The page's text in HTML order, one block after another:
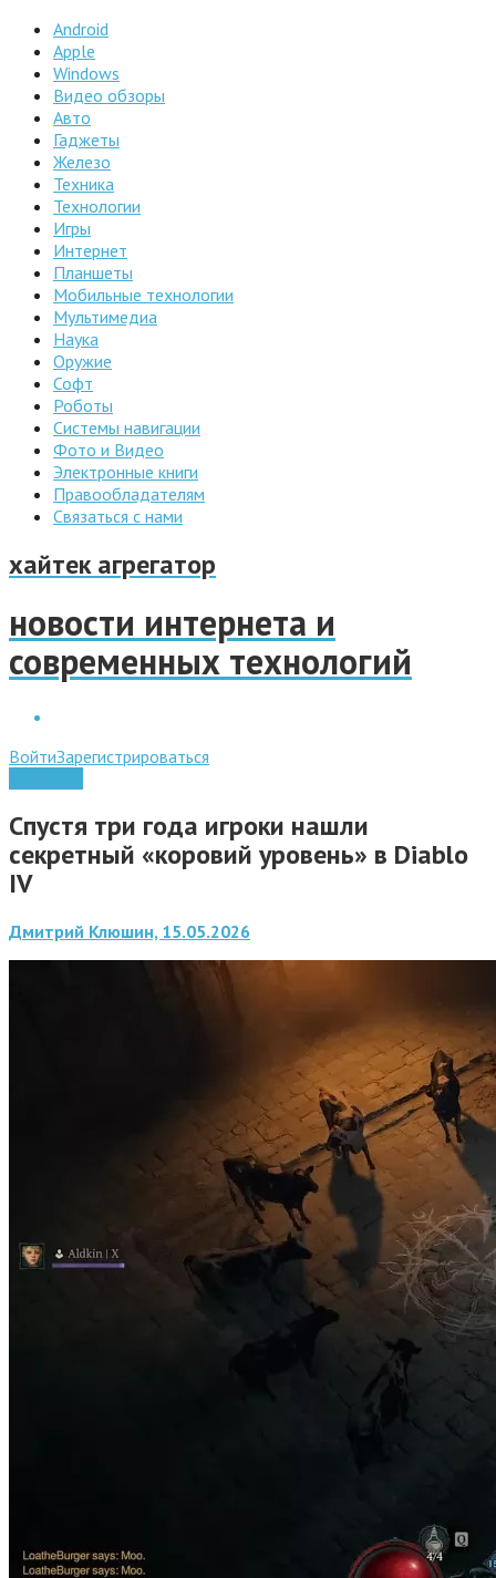
Android
Apple
Windows
Видео обзоры
Авто
Гаджеты
Железо
Техника
Технологии
Игры
Интернет
Планшеты
Мобильные технологии
Мультимедиа
Наука
Оружие
Софт
Роботы
Системы навигации
Фото и Видео
Электронные книги
Правообладателям
Связаться с нами
хайтек агрегатор
новости интернета и
современных технологий
ВойтиЗарегистрироваться
Спустя три года игроки нашли
секретный «коровий уровень» в Diablo
IV
Дмитрий Клюшин, 15.05.2026